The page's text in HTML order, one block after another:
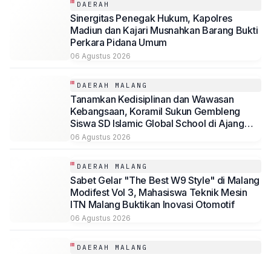
DAERAH
Sinergitas Penegak Hukum, Kapolres
Madiun dan Kajari Musnahkan Barang Bukti
Perkara Pidana Umum
06 Agustus 2026
DAERAH MALANG
Tanamkan Kedisiplinan dan Wawasan
Kebangsaan, Koramil Sukun Gembleng
Siswa SD Islamic Global School di Ajang
LDKS
06 Agustus 2026
DAERAH MALANG
Sabet Gelar "The Best W9 Style" di Malang
Modifest Vol 3, Mahasiswa Teknik Mesin
ITN Malang Buktikan Inovasi Otomotif
06 Agustus 2026
DAERAH MALANG